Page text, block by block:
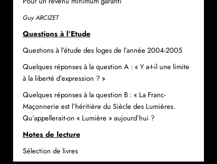
Guy ARCIZET
Questions à l’Etude
Questions à l’étude des loges de l’année 2004-2005
Quelques réponses à la question A : « Y a-t-il une limite
à la liberté d’expression ? »
Quelques réponses à la question B : « La Franc-
Maçonnerie est l’héritière du Siècle des Lumières.
Qu’appellerait-on « Lumière » aujourd’hui ?
Notes de lecture
Sélection de livres